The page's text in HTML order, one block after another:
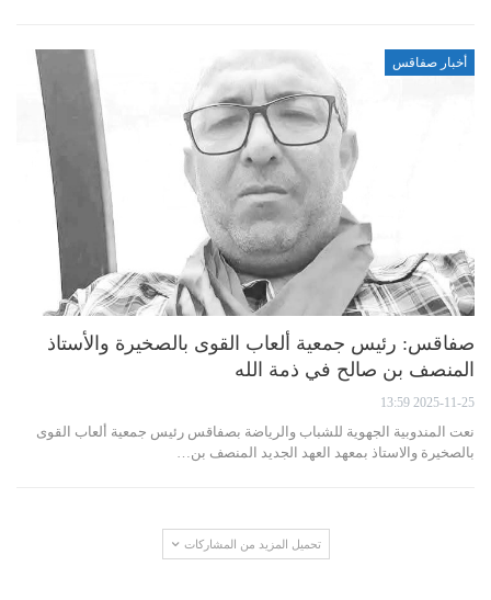
أخبار صفاقس
صفاقس: رئيس جمعية ألعاب القوى بالصخيرة والأستاذ
المنصف بن صالح في ذمة الله
2025-11-25 13:59
نعت المندوبية الجهوية للشباب والرياضة بصفاقس رئيس جمعية ألعاب القوى
بالصخيرة والاستاذ بمعهد العهد الجديد المنصف بن…
تحميل المزيد من المشاركات